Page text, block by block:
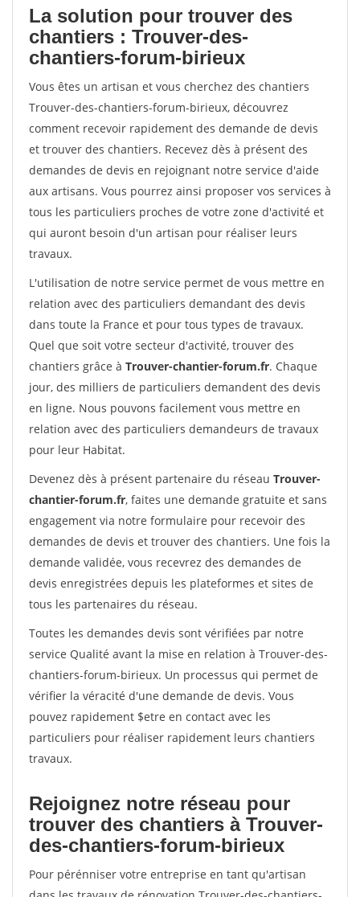
La solution pour trouver des
chantiers : Trouver-des-
chantiers-forum-birieux
Vous êtes un artisan et vous cherchez des chantiers
Trouver-des-chantiers-forum-birieux, découvrez
comment recevoir rapidement des demande de devis
et trouver des chantiers. Recevez dès à présent des
demandes de devis en rejoignant notre service d'aide
aux artisans. Vous pourrez ainsi proposer vos services à
tous les particuliers proches de votre zone d'activité et
qui auront besoin d'un artisan pour réaliser leurs
travaux.
L'utilisation de notre service permet de vous mettre en
relation avec des particuliers demandant des devis
dans toute la France et pour tous types de travaux.
Quel que soit votre secteur d'activité, trouver des
chantiers grâce à Trouver-chantier-forum.fr. Chaque
jour, des milliers de particuliers demandent des devis
en ligne. Nous pouvons facilement vous mettre en
relation avec des particuliers demandeurs de travaux
pour leur Habitat.
Devenez dès à présent partenaire du réseau Trouver-
chantier-forum.fr, faites une demande gratuite et sans
engagement via notre formulaire pour recevoir des
demandes de devis et trouver des chantiers. Une fois la
demande validée, vous recevrez des demandes de
devis enregistrées depuis les plateformes et sites de
tous les partenaires du réseau.
Toutes les demandes devis sont vérifiées par notre
service Qualité avant la mise en relation à Trouver-des-
chantiers-forum-birieux. Un processus qui permet de
vérifier la véracité d'une demande de devis. Vous
pouvez rapidement $etre en contact avec les
particuliers pour réaliser rapidement leurs chantiers
travaux.
Rejoignez notre réseau pour
trouver des chantiers à Trouver-
des-chantiers-forum-birieux
Pour pérénniser votre entreprise en tant qu'artisan